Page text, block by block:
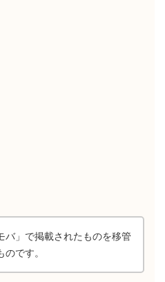
バ」で掲載されたものを移管
のです。